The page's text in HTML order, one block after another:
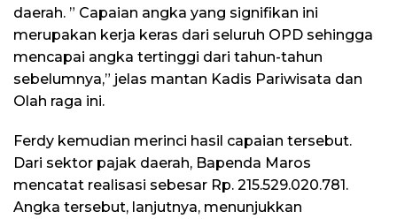
daerah. ” Capaian angka yang signifikan ini
merupakan kerja keras dari seluruh OPD sehingga
mencapai angka tertinggi dari tahun-tahun
sebelumnya,” jelas mantan Kadis Pariwisata dan
Olah raga ini.
Ferdy kemudian merinci hasil capaian tersebut.
Dari sektor pajak daerah, Bapenda Maros
mencatat realisasi sebesar Rp. 215.529.020.781.
Angka tersebut, lanjutnya, menunjukkan